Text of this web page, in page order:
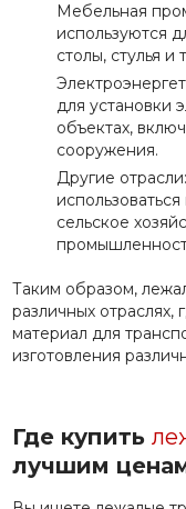
Мебельная
используются
столы, стулья и
для установки
объектах,
сооружения.
Другие
сельское
Таким образом,
различных
материал для
изготовления
Где купить
лучшим